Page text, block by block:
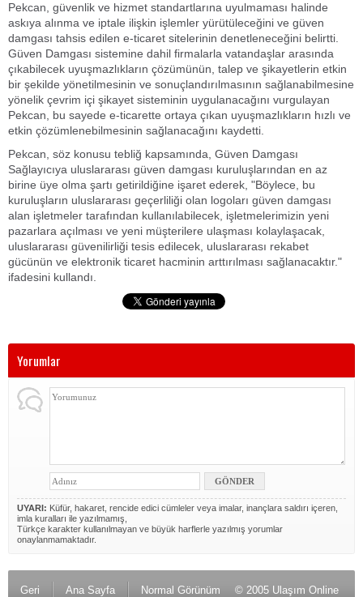
Pekcan, güvenlik ve hizmet standartlarına uyulmaması halinde
askıya alınma ve iptale ilişkin işlemler yürütüleceğini ve güven
damgası tahsis edilen e-ticaret sitelerinin denetleneceğini belirtti.
Güven Damgası sistemine dahil firmalarla vatandaşlar arasında
çıkabilecek uyuşmazlıkların çözümünün, talep ve şikayetlerin etkin
bir şekilde yönetilmesinin ve sonuçlandırılmasının sağlanabilmesine
yönelik çevrim içi şikayet sisteminin uygulanacağını vurgulayan
Pekcan, bu sayede e-ticarette ortaya çıkan uyuşmazlıkların hızlı ve
etkin çözümlenebilmesinin sağlanacağını kaydetti.
Pekcan, söz konusu tebliğ kapsamında, Güven Damgası
Sağlayıcıya uluslararası güven damgası kuruluşlarından en az
birine üye olma şartı getirildiğine işaret ederek, "Böylece, bu
kuruluşların uluslararası geçerliliği olan logoları güven damgası
alan işletmeler tarafından kullanılabilecek, işletmelerimizin yeni
pazarlara açılması ve yeni müşterilere ulaşması kolaylaşacak,
uluslararası güvenilirliği tesis edilecek, uluslararası rekabet
gücünün ve elektronik ticaret hacminin arttırılması sağlanacaktır."
ifadesini kullandı.
Yorumlar
UYARI: Küfür, hakaret, rencide edici cümleler veya imalar, inançlara saldırı içeren,
imla kuralları ile yazılmamış,
Türkçe karakter kullanılmayan ve büyük harflerle yazılmış yorumlar
onaylanmamaktadır.
Geri Ana Sayfa Normal Görünüm © 2005 Ulaşım Online